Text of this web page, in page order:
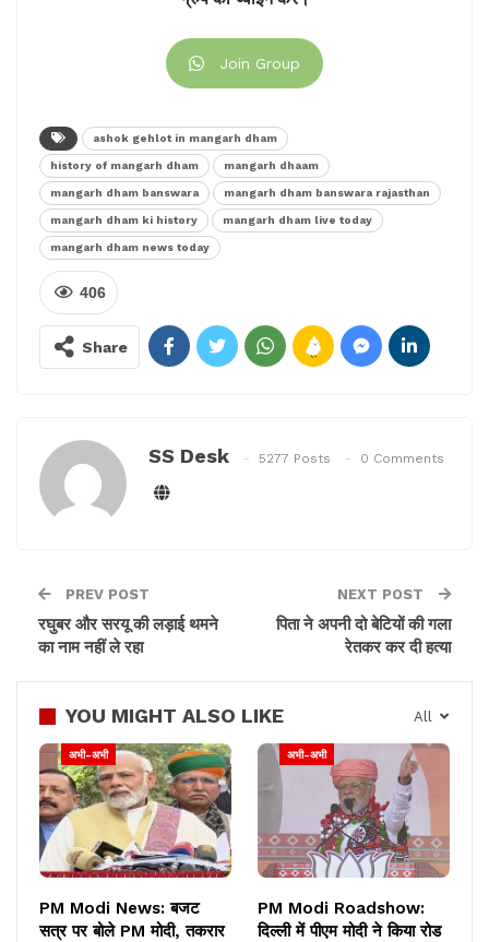
मोरबी पीड़ितों से मंगलवार को मिलेंगे पीएम नरेंद्र मोदी
Join Group
ashok gehlot in mangarh dham
history of mangarh dham mangarh dhaam
mangarh dham banswara mangarh dham banswara rajasthan
mangarh dham ki history mangarh dham live today
mangarh dham news today
406
Share
SS Desk 5277 Posts 0 Comments
PREV POST
रघुबर और सरयू की लड़ाई थमने
का नाम नहीं ले रहा
NEXT POST
पिता ने अपनी दो बेटियों की गला
रेतकर कर दी हत्या
All
YOU MIGHT ALSO LIKE
अभी-अभी
PM Modi News: बजट
सत्र पर बोले PM मोदी, तकरार
अभी-अभी
PM Modi Roadshow:
दिल्ली में पीएम मोदी ने किया रोड